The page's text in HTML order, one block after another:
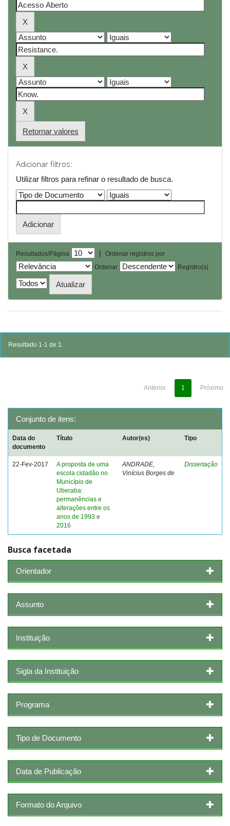
Retornar valores
Adicionar filtros:
Utilizar filtros para refinar o resultado de busca.
Resultados/Página |
Ordenar registros por
Ordenar
Registro(s)
Resultado 1-1 de 1.
Anterior 1 Próximo
Conjunto de itens:
Data do
documento
Título Autor(es) Tipo
22-Fev-2017
A proposta de uma
escola cidadão no
Município de
Uberaba:
permanências e
alterações entre os
anos de 1993 e
2016
ANDRADE,
Vinícius Borges de
Dissertação
Busca facetada
Orientador
Assunto
Instituição
Sigla da Instituição
Programa
Tipo de Documento
Data de Publicação
Formato do Arquivo